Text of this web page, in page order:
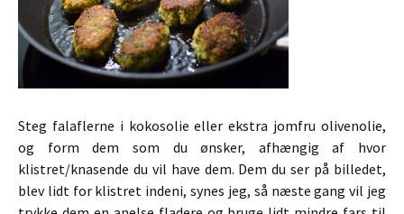
Steg falaflerne i kokosolie eller ekstra jomfru olivenolie,
og form dem som du ønsker, afhængig af hvor
klistret/knasende du vil have dem. Dem du ser på billedet,
blev lidt for klistret indeni, synes jeg, så næste gang vil jeg